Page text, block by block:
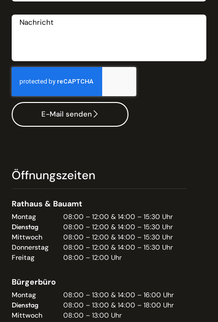
E-Mail senden
Öffnungszeiten
Rathaus & Bauamt
Montag
08:00 – 12:00 & 14:00 – 15:30 Uhr
Dienstag
08:00 – 12:00 & 14:00 – 15:30 Uhr
Mittwoch
08:00 – 12:00 & 14:00 – 15:30 Uhr
Donnerstag
08:00 – 12:00 & 14:00 – 15:30 Uhr
Freitag
08:00 – 12:00 Uhr
Bürgerbüro
Montag
08:00 – 13:00 & 14:00 – 16:00 Uhr
Dienstag
08:00 – 13:00 & 14:00 – 18:00 Uhr
Mittwoch
08:00 – 13:00 Uhr